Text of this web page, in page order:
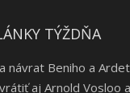
TÝŽDŇA
návrat Beniho a
aj Arnold Vosloo